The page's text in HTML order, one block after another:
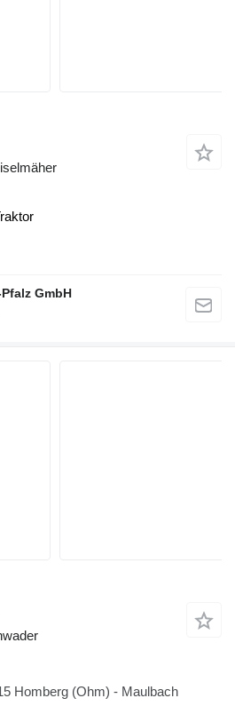
GmbH
Homberg (Ohm) - Maulbach